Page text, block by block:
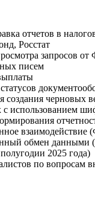
отчетов в
Росстат
запросов
писем
создания черновых
использованием
обмен данными
2025 года)
по вопросам